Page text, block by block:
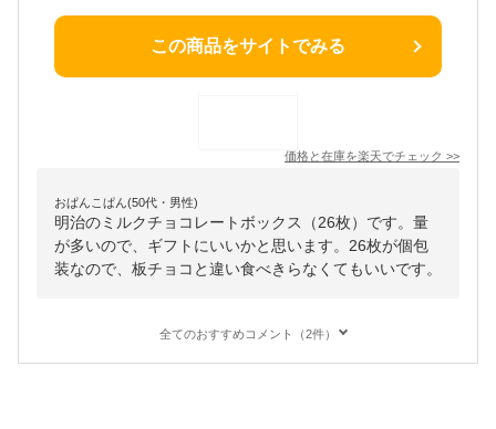
この商品をサイトでみる
価格と在庫を楽天でチェック >>
おぱんこぱん(50代・男性)
明治のミルクチョコレートボックス（26枚）です。量
が多いので、ギフトにいいかと思います。26枚が個包
装なので、板チョコと違い食べきらなくてもいいです。
全てのおすすめコメント（2件）